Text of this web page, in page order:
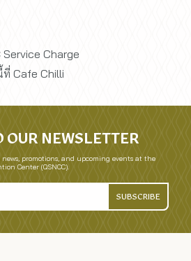
Service Charge
Cafe Chilli
OUR NEWSLETTER
promotions, and upcoming events at the
Center (QSNCC).
SUBSCRIBE